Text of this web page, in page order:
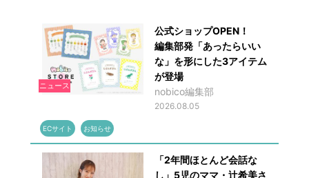
ニュース
公式ショップOPEN！
編集部発「あったらいい
な」を形にした3アイテム
が登場
nobico編集部
2026.08.05
ECサイト お知らせ
「2年間ほとんど会話な
し」5児のママ・辻希美さ